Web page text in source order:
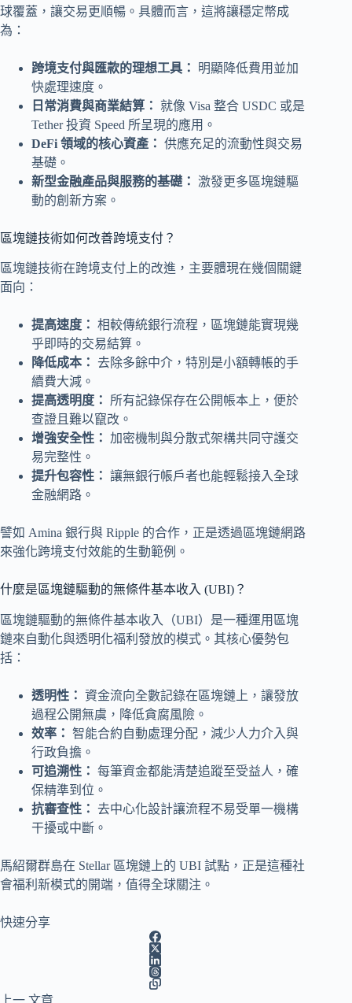
球覆蓋，讓交易更順暢。具體而言，這將讓穩定幣成
為：
跨境支付與匯款的理想工具：
明顯降低費用並加
快處理速度。
日常消費與商業結算： 就像 Visa 整合 USDC 或是
Tether 投資 Speed 所呈現的應用。
DeFi 領域的核心資產： 供應充足的流動性與交易
基礎。
新型金融產品與服務的基礎： 激發更多區塊鏈驅
動的創新方案。
區塊鏈技術如何改善跨境支付？
區塊鏈技術在跨境支付上的改進，主要體現在幾個關鍵
面向：
提高速度： 相較傳統銀行流程，區塊鏈能實現幾
乎即時的交易結算。
降低成本： 去除多餘中介，特別是小額轉帳的手
續費大減。
提高透明度：
所有記錄保存在公開帳本上，便於
查證且難以竄改。
增強安全性： 加密機制與分散式架構共同守護交
易完整性。
提升包容性： 讓無銀行帳戶者也能輕鬆接入全球
金融網路。
譬如 Amina 銀行與 Ripple 的合作，正是透過區塊鏈網路
來強化跨境支付效能的生動範例。
什麼是區塊鏈驅動的無條件基本收入 (UBI)？
區塊鏈驅動的無條件基本收入（UBI）是一種運用區塊
鏈來自動化與透明化福利發放的模式。其核心優勢包
括：
透明性： 資金流向全數記錄在區塊鏈上，讓發放
過程公開無虞，降低貪腐風險。
效率： 智能合約自動處理分配，減少人力介入與
行政負擔。
可追溯性： 每筆資金都能清楚追蹤至受益人，確
保精準到位。
抗審查性： 去中心化設計讓流程不易受單一機構
干擾或中斷。
馬紹爾群島在 Stellar 區塊鏈上的 UBI 試點，正是這種社
會福利新模式的開端，值得全球關注。
快速分享